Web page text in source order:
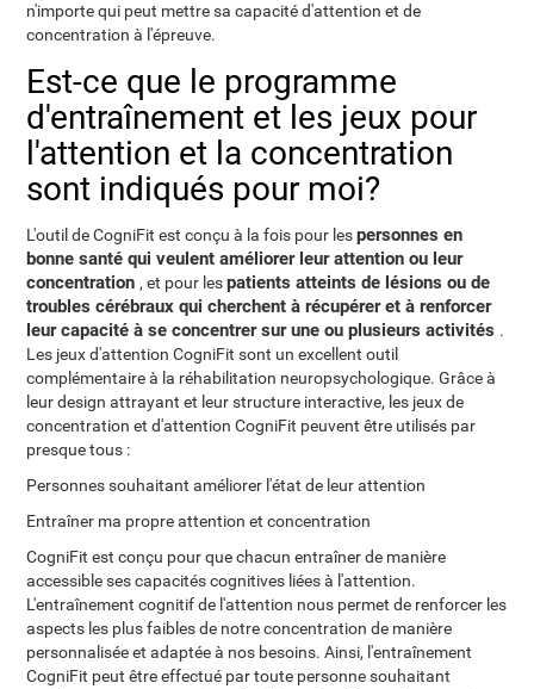
n'importe qui peut mettre sa capacité d'attention et de
concentration à l'épreuve.
Est-ce que le programme
d'entraînement et les jeux pour
l'attention et la concentration
sont indiqués pour moi?
L'outil de CogniFit est conçu à la fois pour lespersonnes en
bonne santé qui veulent améliorer leur attention ou leur
concentration, et pour lespatients atteints de lésions ou de
troubles cérébraux qui cherchent à récupérer et à renforcer
leur capacité à se concentrer sur une ou plusieurs activités .
Les jeux d'attention CogniFit sont un excellent outil
complémentaire à la réhabilitation neuropsychologique. Grâce à
leur design attrayant et leur structure interactive, les jeux de
concentration et d'attention CogniFit peuvent être utilisés par
presque tous :
Personnes souhaitant améliorer l'état de leur attention
Entraîner ma propre attention et concentration
CogniFit est conçu pour que chacun entraîner de manière
accessible ses capacités cognitives liées à l'attention.
L'entraînement cognitif de l'attention nous permet de renforcer les
aspects les plus faibles de notre concentration de manière
personnalisée et adaptée à nos besoins. Ainsi, l'entraînement
CogniFit peut être effectué par toute personne souhaitant